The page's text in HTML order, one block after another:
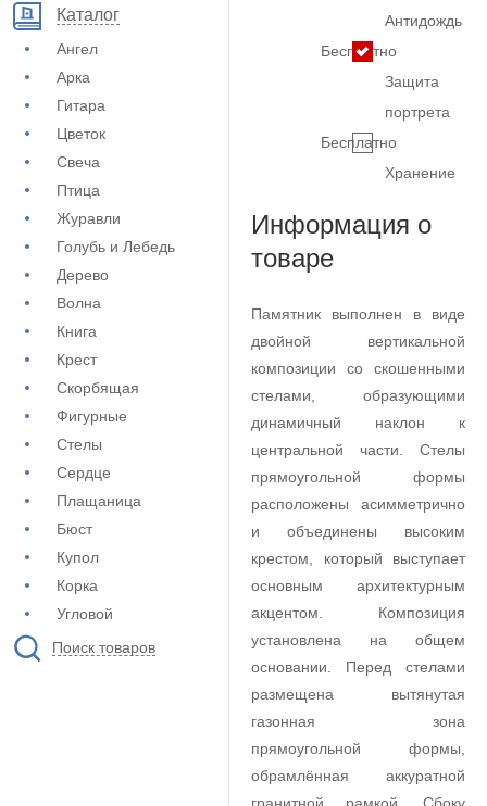
Каталог
Ангел
Арка
Гитара
Цветок
Свеча
Птица
Журавли
Голубь и Лебедь
Дерево
Волна
Книга
Крест
Скорбящая
Фигурные
Стелы
Сердце
Плащаница
Бюст
Купол
Корка
Угловой
Поиск товаров
Антидождь
Бесплатно
Защита
портрета
Бесплатно
Хранение
Информация о
товаре
Памятник выполнен в виде
двойной вертикальной
композиции со скошенными
стелами, образующими
динамичный наклон к
центральной части. Стелы
прямоугольной формы
расположены асимметрично
и объединены высоким
крестом, который выступает
основным архитектурным
акцентом. Композиция
установлена на общем
основании. Перед стелами
размещена вытянутая
газонная зона
прямоугольной формы,
обрамлённая аккуратной